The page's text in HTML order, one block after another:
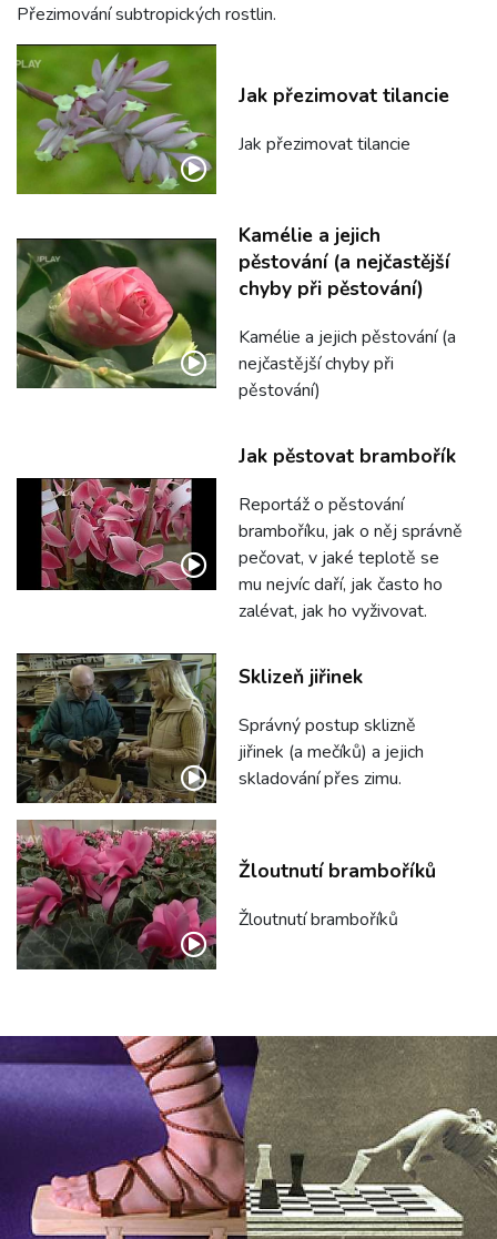
Přezimování subtropických rostlin.
Jak přezimovat tilancie
Jak přezimovat tilancie
Kamélie a jejich
pěstování (a nejčastější
chyby při pěstování)
Kamélie a jejich pěstování (a
nejčastější chyby při
pěstování)
Jak pěstovat brambořík
Reportáž o pěstování
bramboříku, jak o něj správně
pečovat, v jaké teplotě se
mu nejvíc daří, jak často ho
zalévat, jak ho vyživovat.
Sklizeň jiřinek
Správný postup sklizně
jiřinek (a mečíků) a jejich
skladování přes zimu.
Žloutnutí bramboříků
Žloutnutí bramboříků